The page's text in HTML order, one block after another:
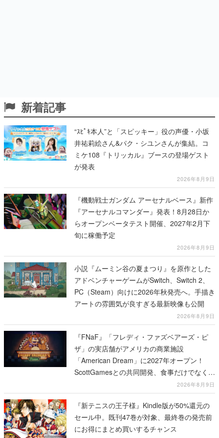
新着記事
“ｽﾋﾟｷ本人”と「スピッキー」役の声優・小坂
井祐莉絵さん&パク・シユンさんが集結。コ
ミケ108『トリッカル』ブースの登場ゲスト
が発表
2026年8月9日
『機動戦士ガンダム アーセナルベース』新作
『アーセナルコマンダー』発表！8月28日か
らオープンベータテスト開催、2027年2月下
旬に稼働予定
2026年8月9日
小説『ムーミン谷の夏まつり』を原作とした
アドベンチャーゲームがSwitch、Switch 2、
PC（Steam）向けに2026年秋発売へ。手描き
アートの雰囲気が良すぎる最新映像も公開
2026年8月9日
『FNaF』「フレディ・ファズベアーズ・ピ
ザ」の実店舗がアメリカの商業施設
「American Dream」に2027年オープン！
ScottGamesとの共同開発、食事だけでなくス
テージショーや没入型のホラー体験も楽しめ
る
2026年8月9日
『新テニスの王子様』Kindle版が50%還元の
セール中。既刊47巻が対象、最終巻の発売前
にお得にまとめ買いするチャンス